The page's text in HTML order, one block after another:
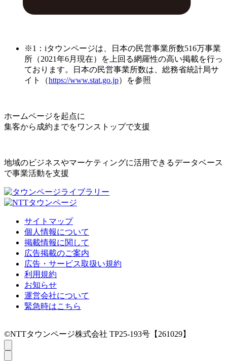
※1：iタウンページは、日本の民営事業所数516万事業
所（2021年6月現在）を上回る網羅性の高い掲載を行っ
ております。日本の民営事業所数は、総務省統計局サ
イト（https://www.stat.go.jp）を参照
ホームページを起点に
集客から成約までをワンストップで支援
地域のビジネスやマーケティングに活用できるデータベース
で事業活動を支援
サイトマップ
個人情報について
掲載情報に関して
広告掲載のご案内
広告・サービス取扱い規約
利用規約
お知らせ
運営会社について
緊急時はこちら
©NTTタウンページ株式会社 TP25-193号【261029】